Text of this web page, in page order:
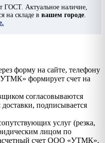
ГОСТ. Актуальное наличие,
на складе в вашем городе
форму на сайте, телефону
формирует счет на
согласовываются
доставки, подписывается
услуг (резка,
лицом по
счет ООО «УТМК».